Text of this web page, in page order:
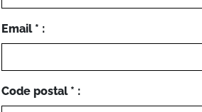
Email * :
Code postal * :